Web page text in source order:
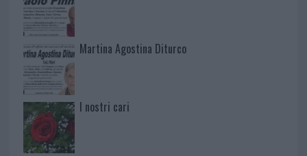
Martina Agostina Diturco
I nostri cari